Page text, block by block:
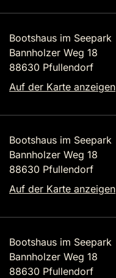
Bootshaus im Seepark
Bannholzer Weg 18
88630 Pfullendorf
Auf der Karte anzeigen
Bootshaus im Seepark
Bannholzer Weg 18
88630 Pfullendorf
Auf der Karte anzeigen
Bootshaus im Seepark
Bannholzer Weg 18
88630 Pfullendorf